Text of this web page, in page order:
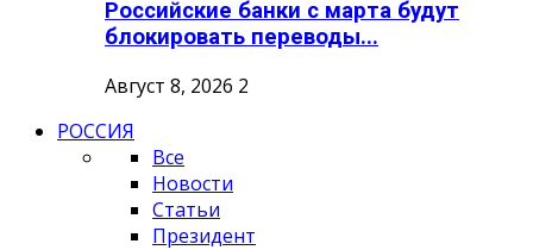
Российские банки с марта будут
блокировать переводы...
Август 8, 2026 2
РОССИЯ
Все
Новости
Статьи
Президент